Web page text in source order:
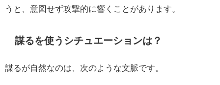
うと、意図せず攻撃的に響くことがあります。
謀るを使うシチュエーションは？
謀るが自然なのは、次のような文脈です。